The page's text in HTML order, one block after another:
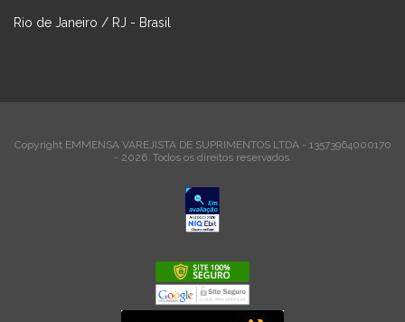
Rio de Janeiro / RJ - Brasil
Copyright EMMENSA VAREJISTA DE SUPRIMENTOS LTDA - 13573964000170
- 2026. Todos os direitos reservados.